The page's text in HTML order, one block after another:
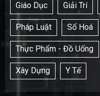
Giáo Dục Giải Trí
Pháp Luật Số Hoá
Thực Phẩm - Đồ Uống
Xây Dựng Y Tế